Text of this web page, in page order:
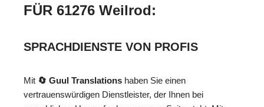
FÜR 61276 Weilrod:
SPRACHDIENSTE VON PROFIS
Mit 🔄 Guul Translations haben Sie einen
vertrauenswürdigen Dienstleister, der Ihnen bei